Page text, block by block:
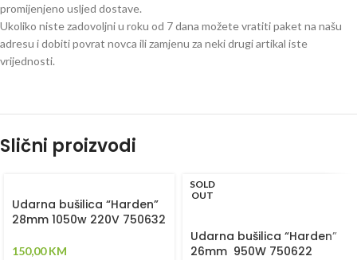
promijenjeno usljed dostave.
Ukoliko niste zadovoljni u roku od 7 dana možete vratiti paket na našu
adresu i dobiti povrat novca ili zamjenu za neki drugi artikal iste
vrijednosti.
Slični proizvodi
Udarna bušilica “Harden”
28mm 1050w 220V 750632
150,00KM
SOLD
OUT
Udarna bušilica “Harden”
26mm 950W 750622